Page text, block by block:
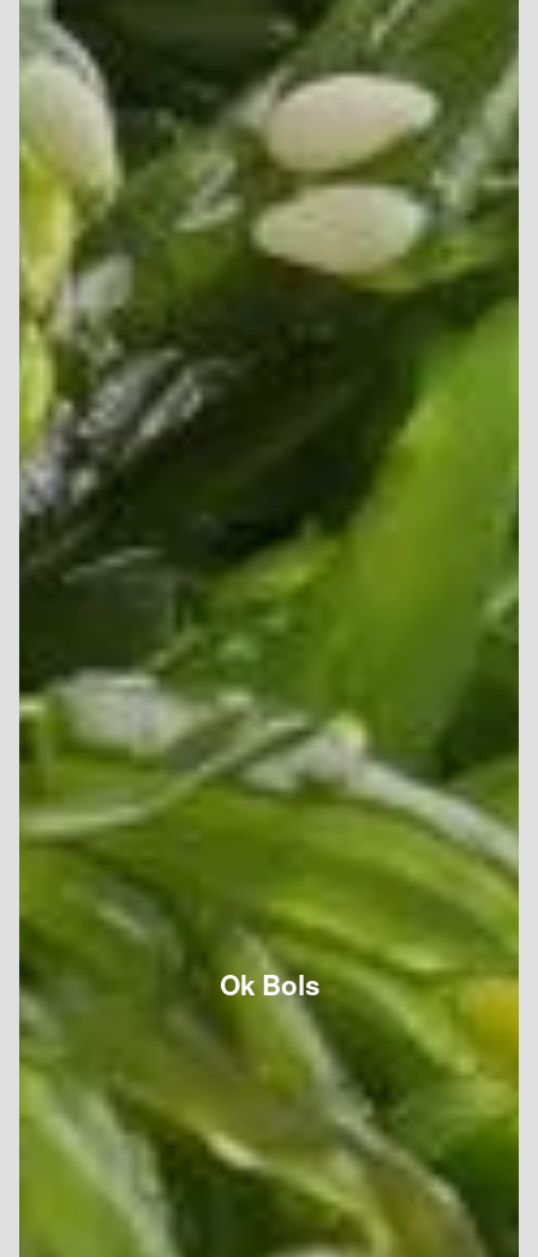
Ok Bols